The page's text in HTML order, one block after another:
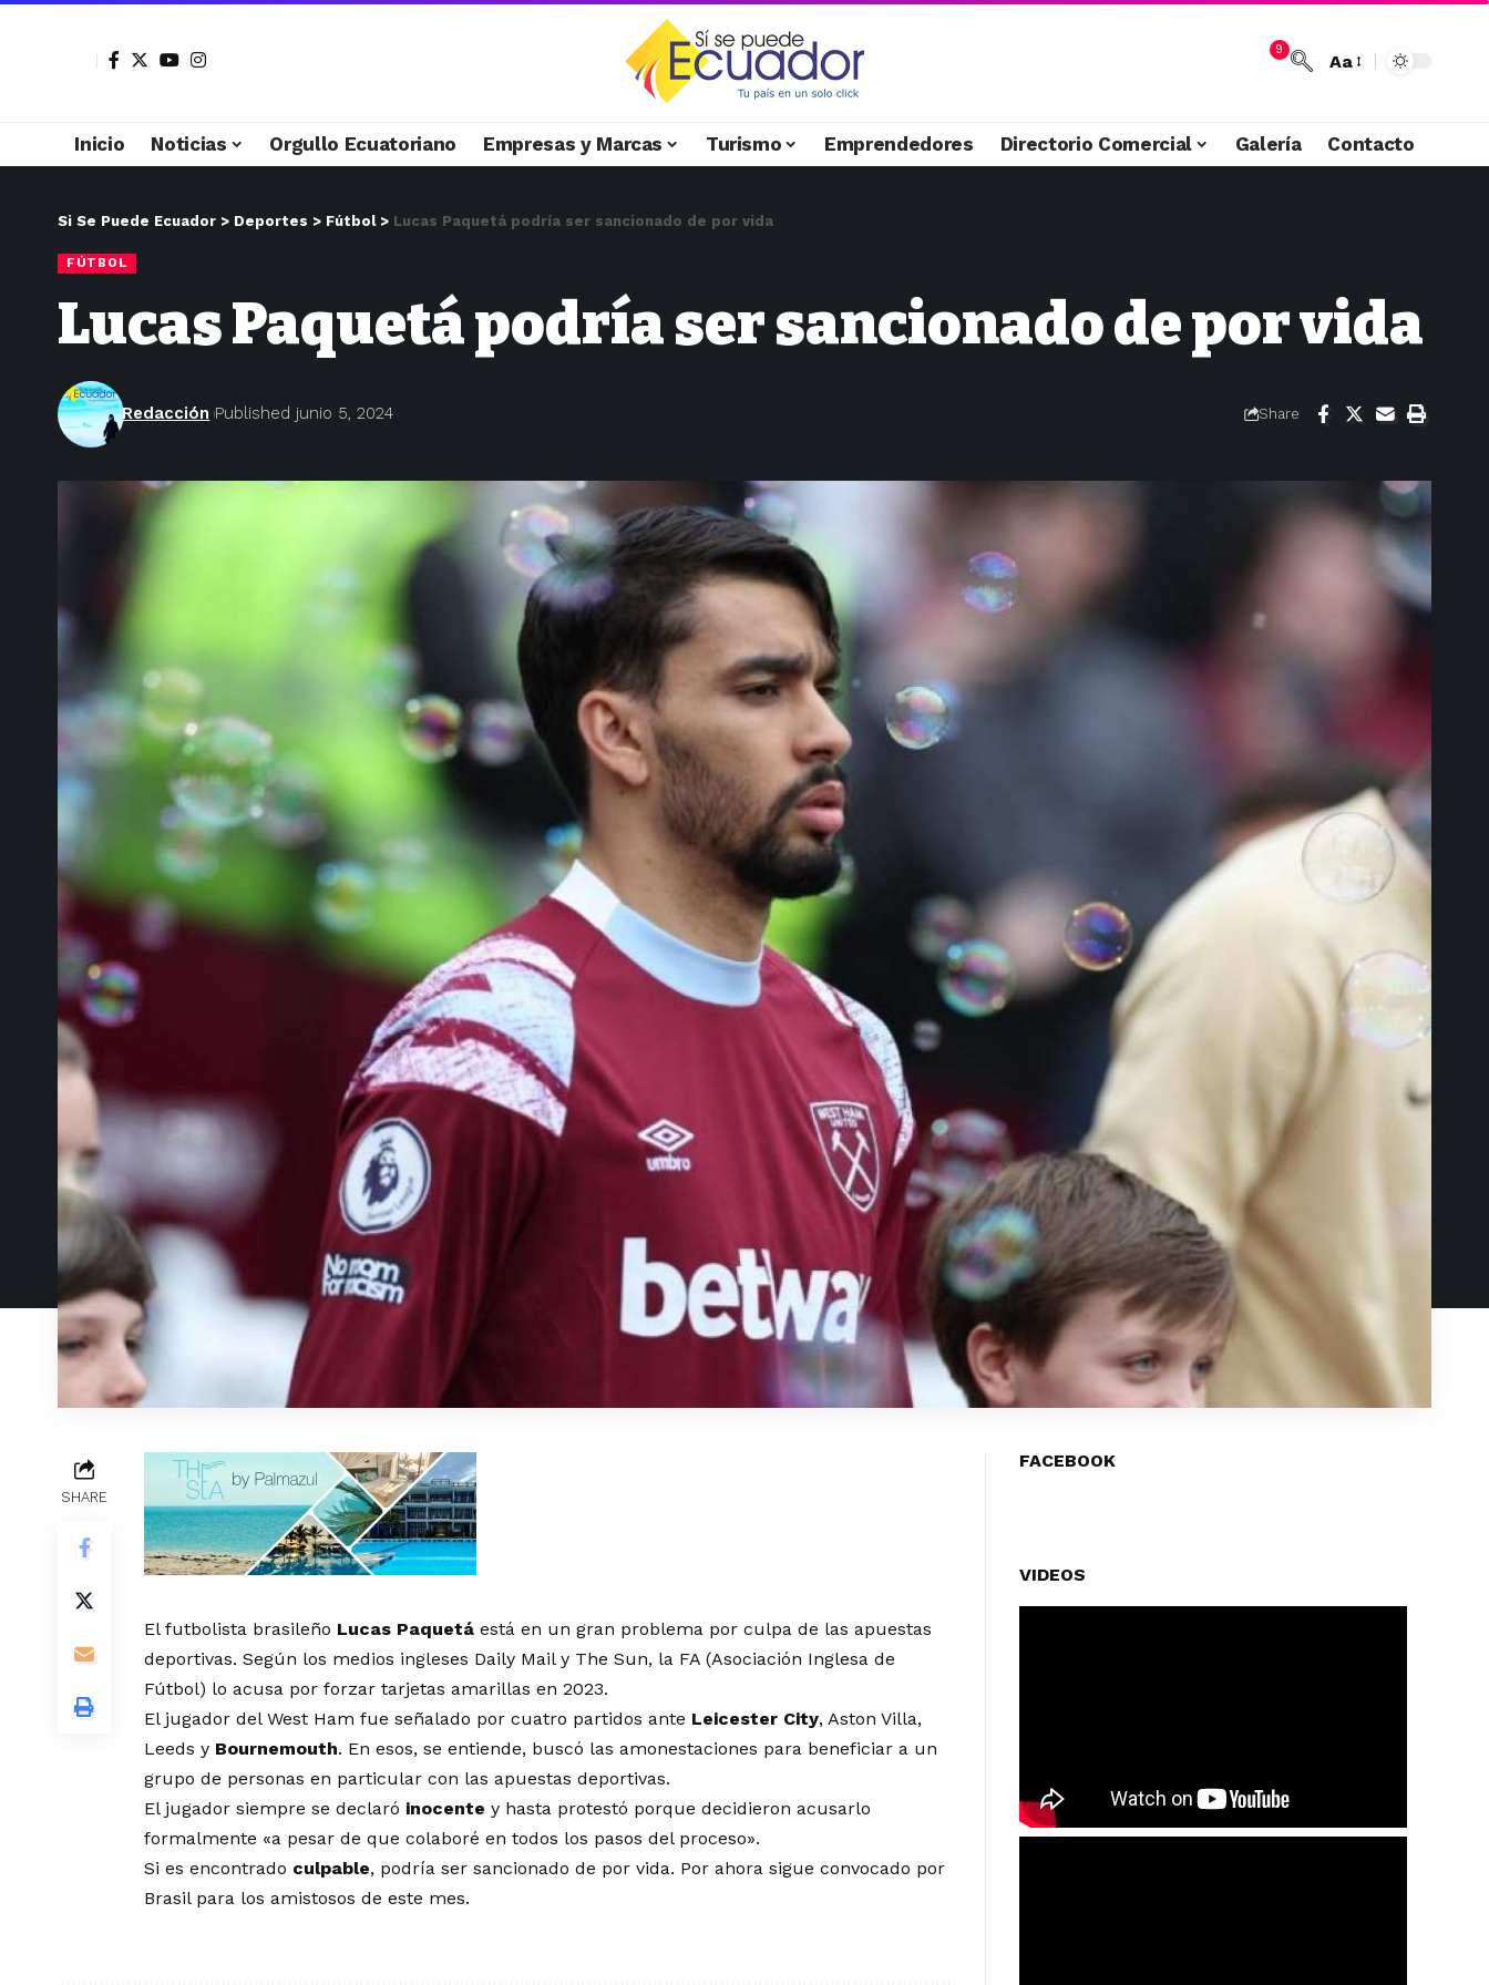
9
Aa
Inicio Noticias Orgullo Ecuatoriano Empresas y Marcas Turismo Emprendedores Directorio Comercial Galería Contacto
Si Se Puede Ecuador > Deportes > Fútbol> Lucas Paquetá podría ser sancionado de por vida
FÚTBOL
Lucas Paquetá podría ser sancionado de por vida
Redacción Published junio 5, 2024 Share
SHARE
El futbolista brasileño Lucas Paquetá está en un gran problema por culpa de las apuestas
deportivas. Según los medios ingleses Daily Mail y The Sun, la FA (Asociación Inglesa de
Fútbol) lo acusa por forzar tarjetas amarillas en 2023.
El jugador del West Ham fue señalado por cuatro partidos ante Leicester City, Aston Villa,
Leeds y Bournemouth. En esos, se entiende, buscó las amonestaciones para beneficiar a un
grupo de personas en particular con las apuestas deportivas.
El jugador siempre se declaró inocente y hasta protestó porque decidieron acusarlo
formalmente «a pesar de que colaboré en todos los pasos del proceso».
Si es encontrado culpable, podría ser sancionado de por vida. Por ahora sigue convocado por
Brasil para los amistosos de este mes.
FACEBOOK
VIDEOS